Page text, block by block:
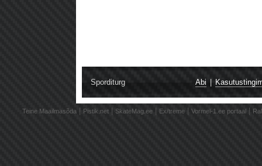
Sporditurg Abi
Teine Maailmasõda Pistik.net SkateMag.ee Ex/treme Vormel-1.ee portaal